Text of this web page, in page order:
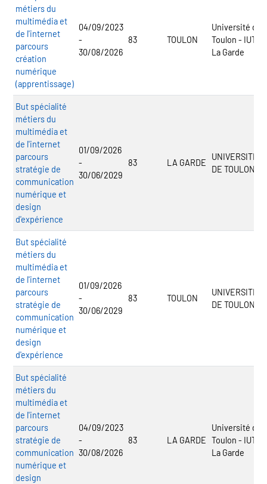
métiers du
multimédia et
de l'internet
parcours
création
numérique
(apprentissage)
04/09/2023
-
30/08/2026
83 TOULON
Université de
Toulon - IUT
La Garde
But spécialité
métiers du
multimédia et
de l'internet
parcours
stratégie de
communication
numérique et
design
d'expérience
01/09/2026
-
30/06/2029
83 LA GARDE
UNIVERSITE
DE TOULON
But spécialité
métiers du
multimédia et
de l'internet
parcours
stratégie de
communication
numérique et
design
d'expérience
01/09/2026
-
30/06/2029
83 TOULON
UNIVERSITE
DE TOULON
But spécialité
métiers du
multimédia et
de l'internet
parcours
stratégie de
communication
numérique et
design
04/09/2023
-
30/08/2026
83 LA GARDE
Université de
Toulon - IUT
La Garde